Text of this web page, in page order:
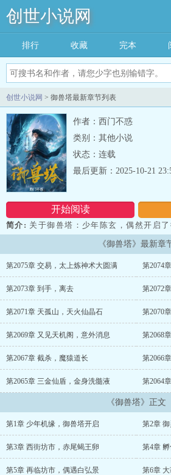
创世小说网
排行 收藏 完本
创世小说网 > 御兽塔最新章节列表
作者：西门不惑
类别：其他小说
状态：连载
开始阅读
最后更新：2025-10-21
简介: 关于御兽塔：少年陈玄，偶然开启
之路。崛起于人族微末时代的陈玄，诛杀
震慑上古神族，笑傲仙界。长生殿，天机
是我陈玄求仙问道的踏脚石！我要这天，
《御兽塔》最新章
第2075章 交易，太上炼神术大圆满 第2074
第2073章 到手，离去 第2072
第2071章 天孤山，天火仙晶石 第2070
第2069章 又见天机阁，意外消息 第2068
第2067章 截杀，魔猿道长 第2066
第2065章 三金仙盾，金身洗髓液 第2064
《御兽塔》正文
第1章 少年机缘，御兽塔开启 第2章
第3章 西街坊市，赤尾蝎王卵 第4章
第5章 再临坊市，偶遇白弘景 第6章